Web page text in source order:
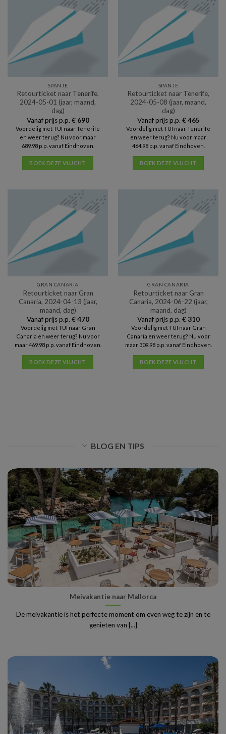
SPANJE
Retourticket naar Tenerife,
2024-05-01 (jaar, maand,
dag)
Vanaf prijs p.p. €690
Voordelig met TUI naar Tenerife
en weer terug? Nu voor maar
689.98 p.p. vanaf Eindhoven.
BOEK DEZE VLUCHT
SPANJE
Retourticket naar Tenerife,
2024-05-08 (jaar, maand,
dag)
Vanaf prijs p.p. €465
Voordelig met TUI naar Tenerife
en weer terug? Nu voor maar
464.98 p.p. vanaf Eindhoven.
BOEK DEZE VLUCHT
GRAN CANARIA
Retourticket naar Gran
Canaria, 2024-04-13 (jaar,
maand, dag)
Vanaf prijs p.p. €470
Voordelig met TUI naar Gran
Canaria en weer terug? Nu voor
maar 469.98 p.p. vanaf Eindhoven.
BOEK DEZE VLUCHT
GRAN CANARIA
Retourticket naar Gran
Canaria, 2024-06-22 (jaar,
maand, dag)
Vanaf prijs p.p. €310
Voordelig met TUI naar Gran
Canaria en weer terug? Nu voor
maar 309.98 p.p. vanaf Eindhoven.
BOEK DEZE VLUCHT
BLOG EN TIPS
Meivakantie naar Mallorca
De meivakantie is het perfecte moment om even weg te zijn en te
genieten van [...]